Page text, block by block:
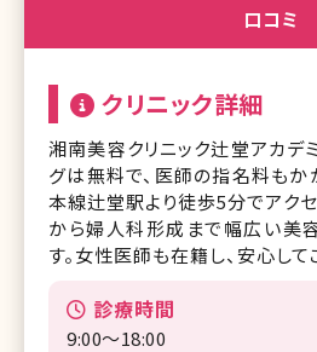
口コミ
クリニック詳細
湘南美容クリニック辻堂アカデ
グは無料で、医師の指名料もか
本線辻堂駅より徒歩5分でアク
から婦人科形成まで幅広い美
す。女性医師も在籍し、安心して
診療時間
9:00～18:00